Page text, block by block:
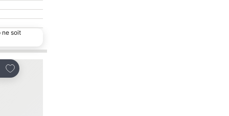
ne soit
Ajouter à mes favoris